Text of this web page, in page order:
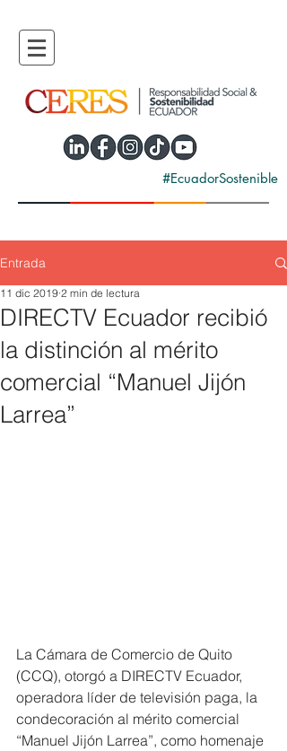
#EcuadorSostenible
Entrada
DIRECTV Ecuador recibió
la distinción al mérito
comercial “Manuel Jijón
Larrea”
11 dic 2019 2 min de lectura
La Cámara de Comercio de Quito
(CCQ), otorgó a DIRECTV Ecuador,
operadora líder de televisión paga, la
condecoración al mérito comercial
“Manuel Jijón Larrea”, como homenaje